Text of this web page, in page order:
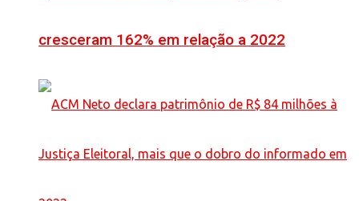
cresceram 162% em relação a 2022